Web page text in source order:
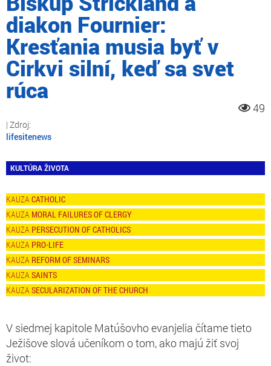
diakon Fournier:
Kresťania musia byť v
Cirkvi silní, keď sa svet
rúca
49
lifesitenews
KULTÚRA ŽIVOTA
CATHOLIC
MORAL FAILURES OF CLERGY
PERSECUTION OF CATHOLICS
PRO-LIFE
REFORM OF SEMINARS
SAINTS
SECULARIZATION OF THE CHURCH
V siedmej kapitole Matúšovho evanjelia čítame tieto
Ježišove slová učeníkom o tom, ako majú žiť svoj
život: